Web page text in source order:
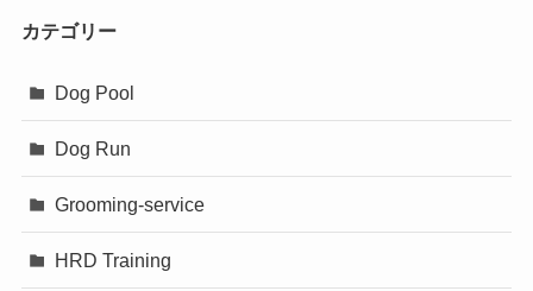
カテゴリー
Dog Pool
Dog Run
Grooming-service
HRD Training